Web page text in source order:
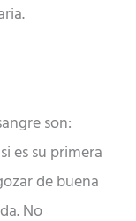
son:
es su primera
de buena
No